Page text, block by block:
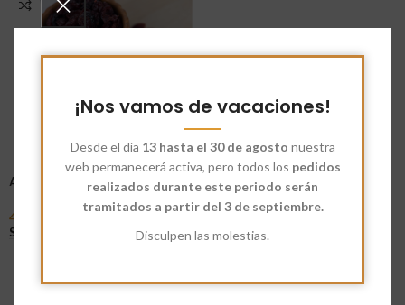
¡Nos vamos de vacaciones!
Desde el día 13 hasta el 30 de agosto nuestra
web permanecerá activa, pero todos los pedidos
realizados durante este periodo serán
tramitados a partir del 3 de septiembre.
Disculpen las molestias.
Arándanos Rojos Secos
4,93
Seleccionar Opciones